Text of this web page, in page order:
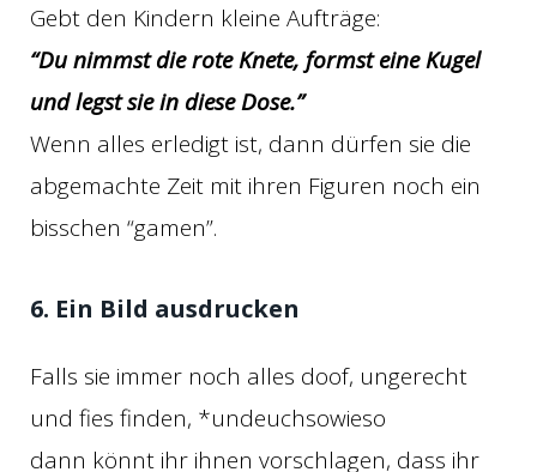
Gebt den Kindern kleine Aufträge:
“Du nimmst die rote Knete, formst eine Kugel
und legst sie in diese Dose.”
Wenn alles erledigt ist, dann dürfen sie die
abgemachte Zeit mit ihren Figuren noch ein
bisschen “gamen”.
6. Ein Bild ausdrucken
Falls sie immer noch alles doof, ungerecht
und fies finden, *undeuchsowieso
dann könnt ihr ihnen vorschlagen, dass ihr